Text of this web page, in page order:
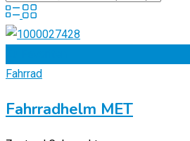
Fahrrad
Fahrradhelm MET